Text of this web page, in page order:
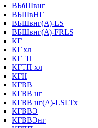
ВБбШвнг
ВБШвНГ
ВБШвнг(А)-LS
ВБШвнг(А)-FRLS
КГ
КГ хл
КГТП
КГТП хл
КГН
КГВВ
КГВВ нг
КГВВ нг(А)-LSLTx
КГВВЭ
КГВВЭнг